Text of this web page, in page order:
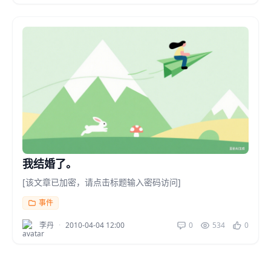
我结婚了。
[该文章已加密，请点击标题输入密码访问]
事件
李丹 · 2010-04-04 12:00 0 534 0